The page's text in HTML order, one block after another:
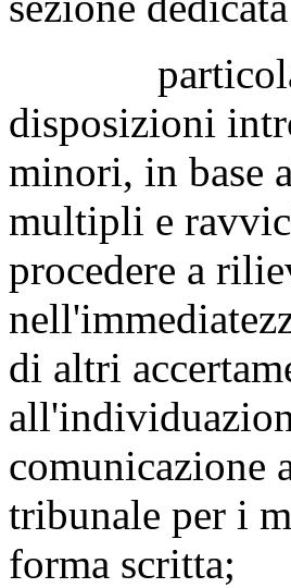
disposizioni
minori, in base
multipli e
procedere a
di altri
comunicazione
tribunale per i
forma scritta;